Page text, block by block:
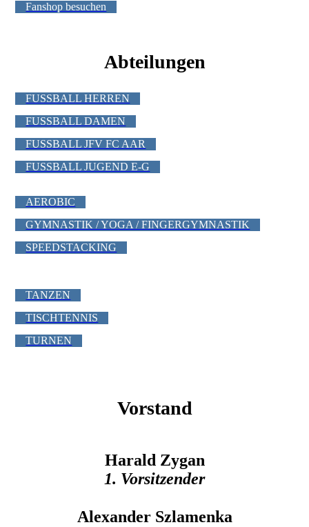
Fanshop besuchen
Abteilungen
FUSSBALL HERREN
FUSSBALL DAMEN
FUSSBALL JFV FC AAR
FUSSBALL JUGEND E-G
AEROBIC
GYMNASTIK / YOGA / FINGERGYMNASTIK
SPEEDSTACKING
TANZEN
TISCHTENNIS
TURNEN
Vorstand
Harald Zygan
1. Vorsitzender
Alexander Szlamenka